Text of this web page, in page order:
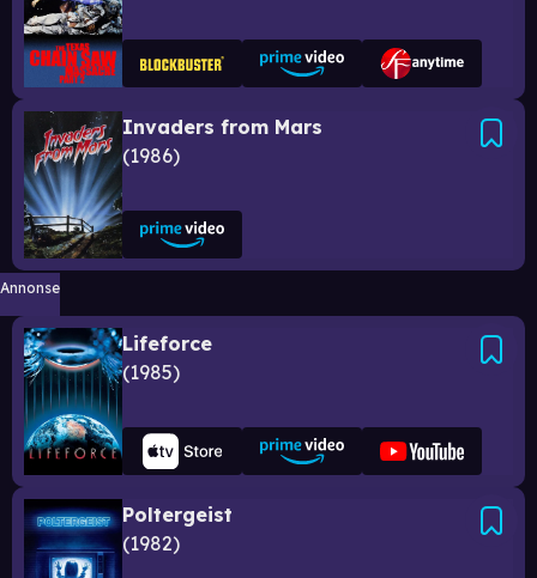
Invaders from Mars
1986
Annonse
Lifeforce
1985
Poltergeist
1982